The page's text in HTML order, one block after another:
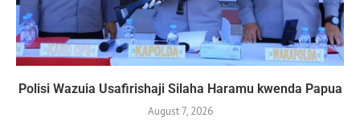
Polisi Wazuia Usafirishaji Silaha Haramu kwenda Papua
August 7, 2026